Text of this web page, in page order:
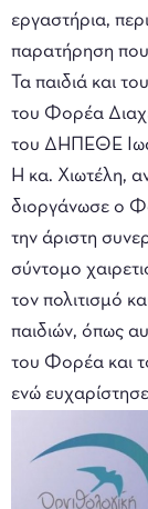
εργαστήρια,
παρατήρηση
Τα παιδιά και
του Φορέα
του ΔΗΠΕΘΕ
Η κα. Χιωτέλη,
διοργάνωσε ο
την άριστη
σύντομο
τον πολιτισμό
παιδιών, όπως
του Φορέα και
ενώ